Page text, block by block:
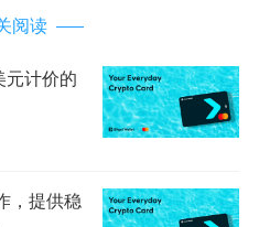
阅读
元计价的
，提供稳